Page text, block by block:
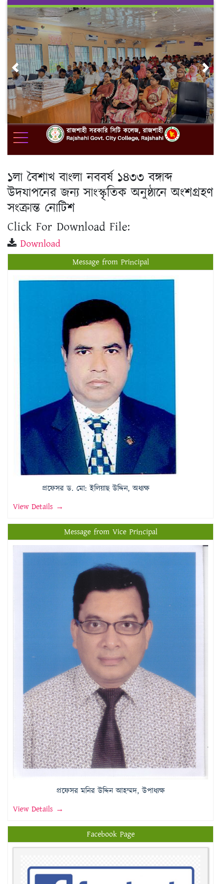
Skip
content
Previous
১লা বৈশাখ বাংলা নববর্ষ ১৪৩৩ বঙ্গাব্দ
উদযাপনের জন্য সাংস্কৃতিক অনুষ্ঠানে অংশগ্রহণ
সংক্রান্ত নোটিশ
Click For Download File:
Download
Message from Principal
প্রফেসর ড. মো: ইলিয়াছ উদ্দিন, অধ্যক্ষ
View Details →
Message from Vice Principal
প্রফেসর মনির উদ্দিন আহম্মদ, উপাধ্যক্ষ
View Details →
Facebook Page